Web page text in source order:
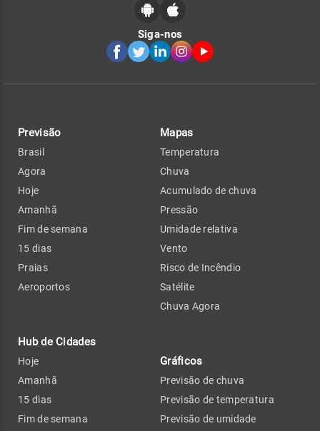
Siga-nos
Previsão
Brasil
Agora
Hoje
Amanhã
Fim de semana
15 dias
Praias
Aeroportos
Hub de Cidades
Hoje
Amanhã
15 dias
Fim de semana
Mapas
Temperatura
Chuva
Acumulado de chuva
Pressão
Umidade relativa
Vento
Risco de Incêndio
Satélite
Chuva Agora
Gráficos
Previsão de chuva
Previsão de temperatura
Previsão de umidade